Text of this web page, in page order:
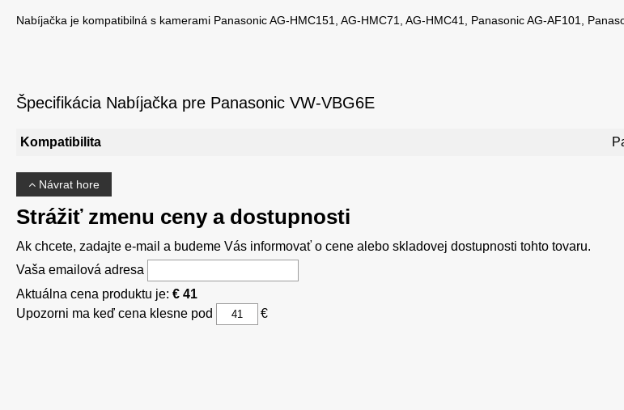
Nabíjačka je kompatibilná s kamerami Panasonic AG-HMC151, AG-HMC71, AG-HMC41, Panasonic AG-AF101,
Špecifikácia Nabíjačka pre Panasonic VW-VBG6E
Kompatibilita
Návrat hore
Strážiť zmenu ceny a dostupnosti
Ak chcete, zadajte e-mail a budeme Vás informovať o cene alebo skladovej dostupnosti tohto tovaru.
Vaša emailová adresa
Aktuálna cena produktu je: € 41
Upozorni ma keď cena klesne pod
€